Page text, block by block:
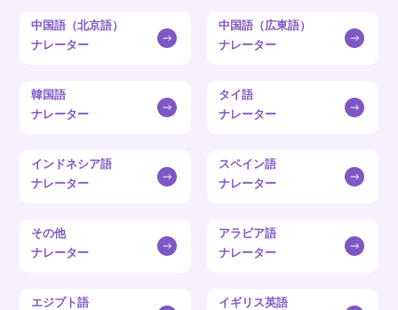
中国語（北京語）
ナレーター
中国語（広東語）
ナレーター
韓国語
ナレーター
タイ語
ナレーター
インドネシア語
ナレーター
スペイン語
ナレーター
その他
ナレーター
アラビア語
ナレーター
エジプト語
イギリス英語